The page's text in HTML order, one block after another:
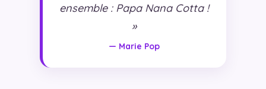
ensemble : Papa Nana Cotta !
»
— Marie Pop